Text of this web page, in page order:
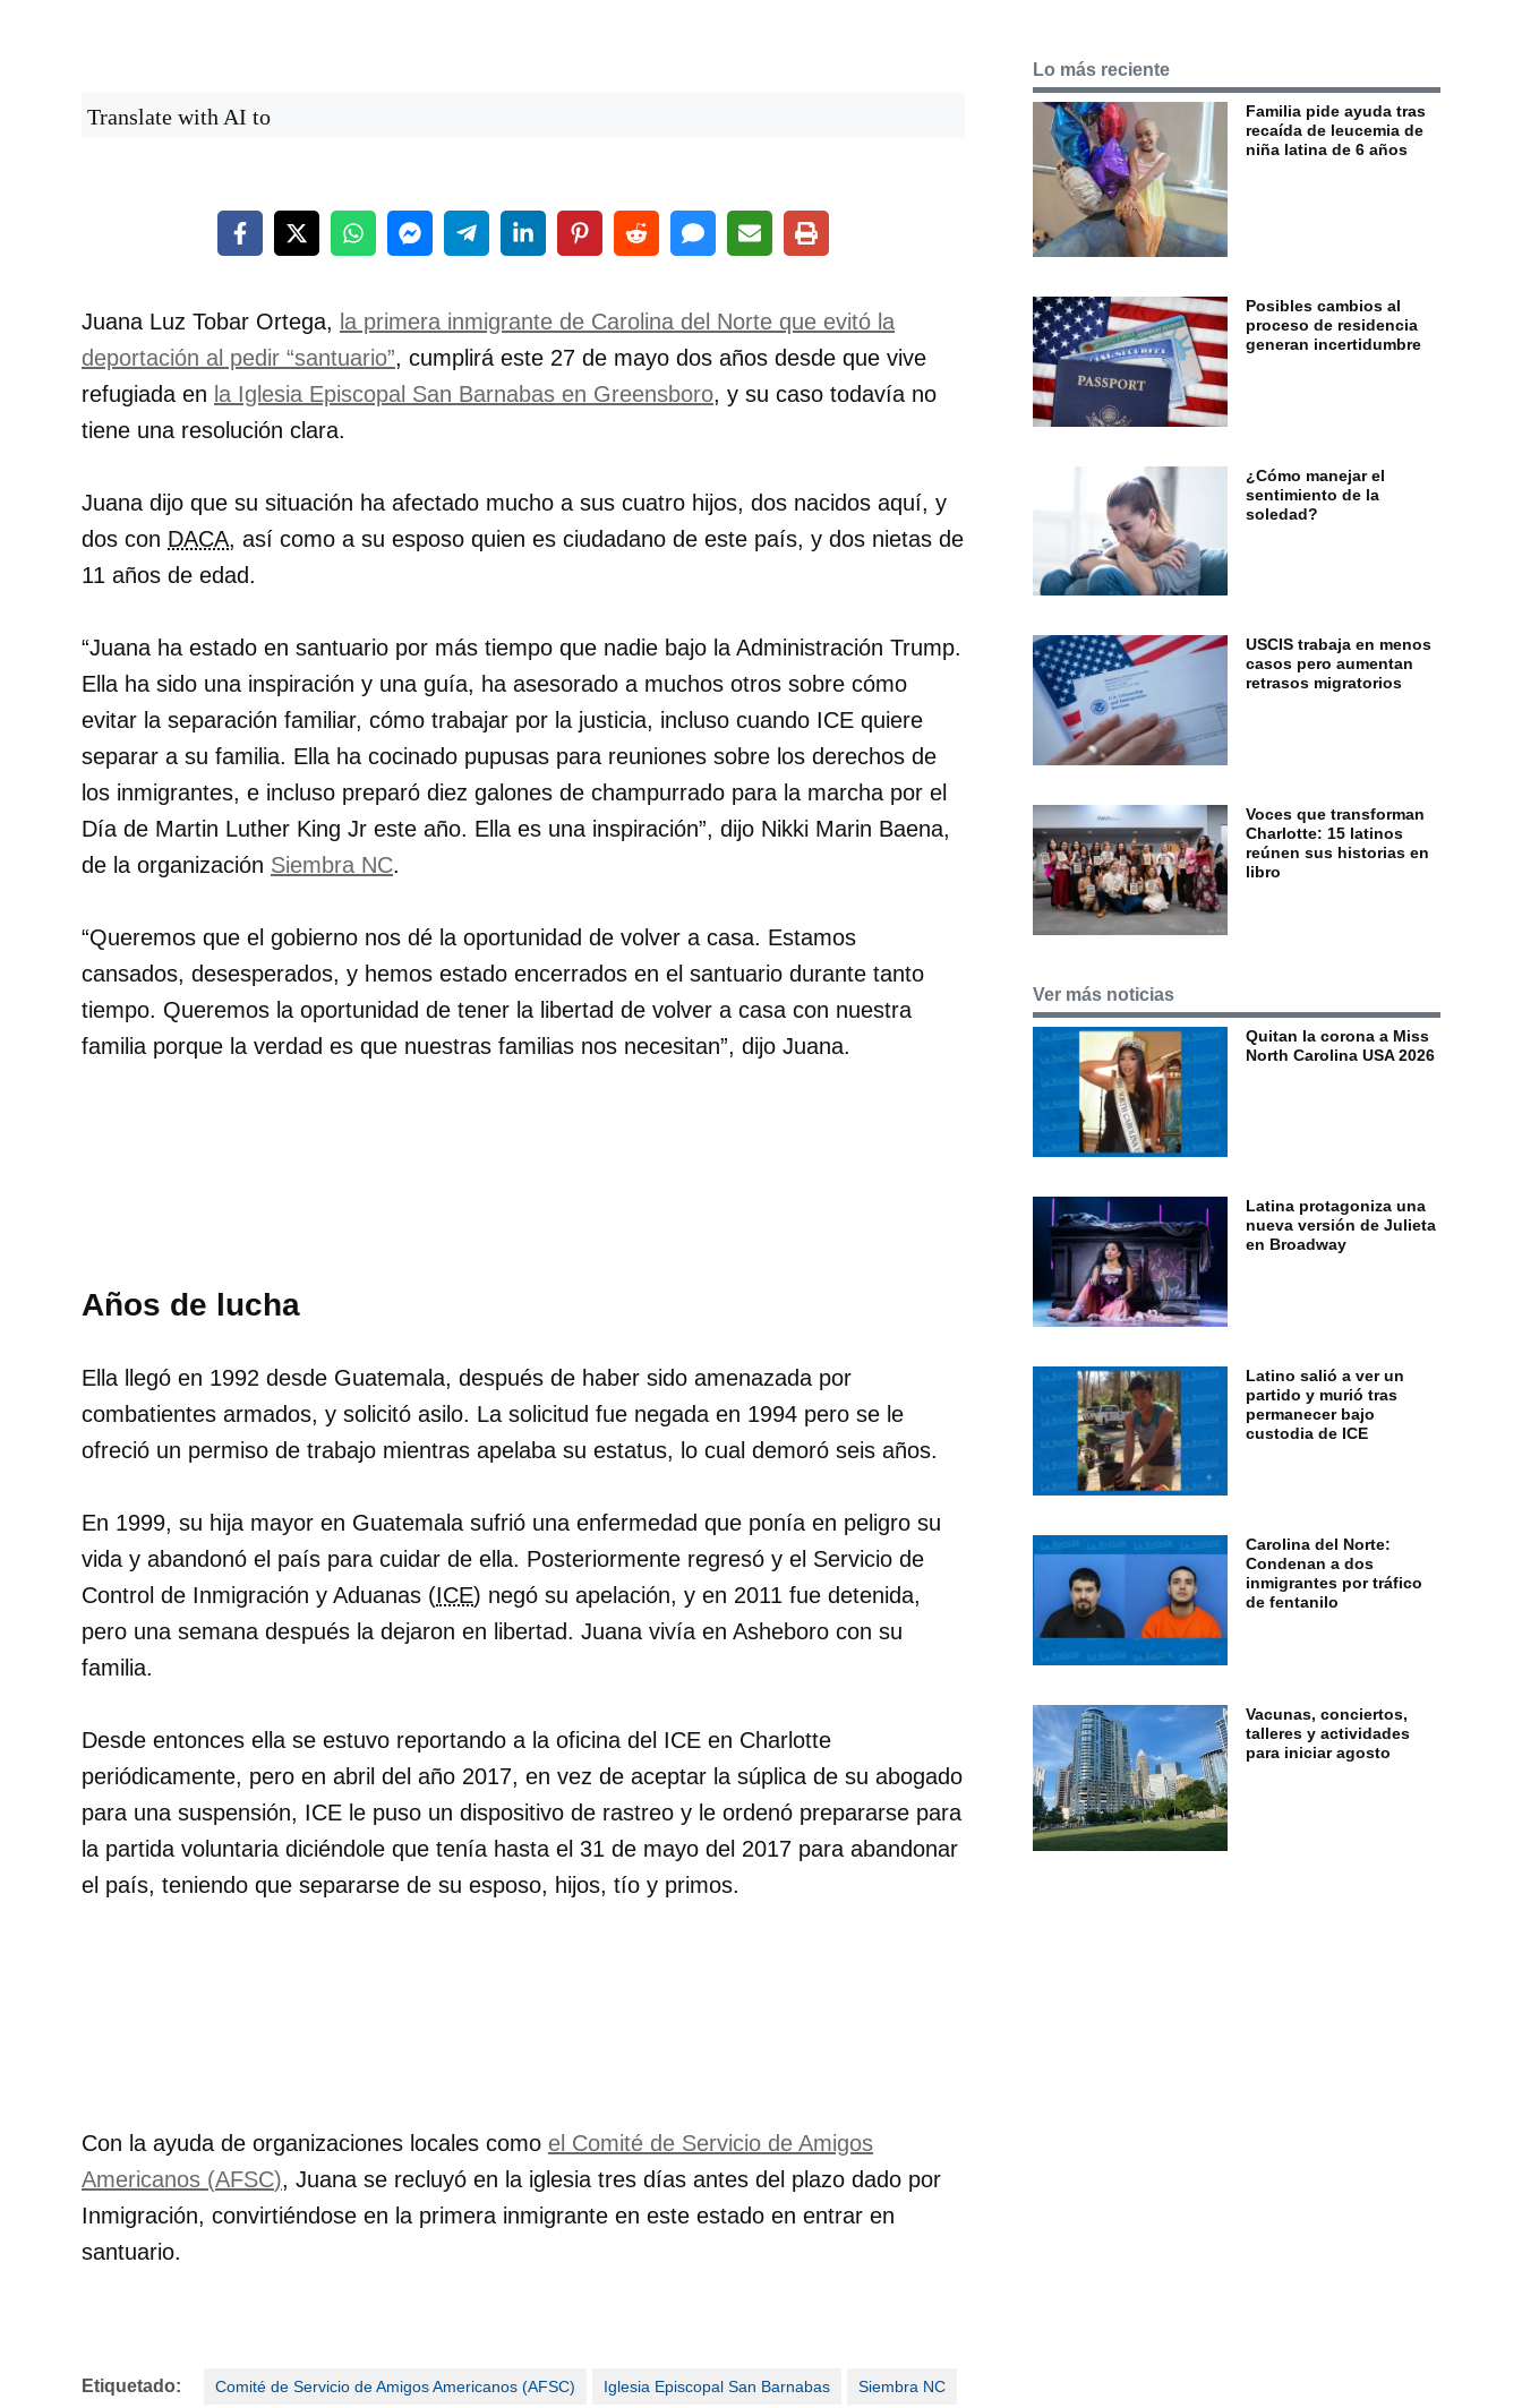
Translate with AI to
Juana Luz Tobar Ortega, la primera inmigrante de Carolina del Norte que evitó la
deportación al pedir santuario , cumplirá este 27 de mayo dos años desde que vive
refugiada en la Iglesia Episcopal San Barnabas en Greensboro, y su caso todavía no
tiene una resolución clara.
Juana dijo que su situación ha afectado mucho a sus cuatro hijos, dos nacidos aquí, y
dos con DACA, así como a su esposo quien es ciudadano de este país, y dos nietas de
11 años de edad.
Juana ha estado en santuario por más tiempo que nadie bajo la Administración Trump.
Ella ha sido una inspiración y una guía, ha asesorado a muchos otros sobre cómo
evitar la separación familiar, cómo trabajar por la justicia, incluso cuando ICE quiere
separar a su familia. Ella ha cocinado pupusas para reuniones sobre los derechos de
los inmigrantes, e incluso preparó diez galones de champurrado para la marcha por el
Día de Martin Luther King Jr este año. Ella es una inspiración , dijo Nikki Marin Baena,
de la organización Siembra NC.
Queremos que el gobierno nos dé la oportunidad de volver a casa. Estamos
cansados, desesperados, y hemos estado encerrados en el santuario durante tanto
tiempo. Queremos la oportunidad de tener la libertad de volver a casa con nuestra
familia porque la verdad es que nuestras familias nos necesitan , dijo Juana.
Años de lucha
Ella llegó en 1992 desde Guatemala, después de haber sido amenazada por
combatientes armados, y solicitó asilo. La solicitud fue negada en 1994 pero se le
ofreció un permiso de trabajo mientras apelaba su estatus, lo cual demoró seis años.
En 1999, su hija mayor en Guatemala sufrió una enfermedad que ponía en peligro su
vida y abandonó el país para cuidar de ella. Posteriormente regresó y el Servicio de
Control de Inmigración y Aduanas (ICE) negó su apelación, y en 2011 fue detenida,
pero una semana después la dejaron en libertad. Juana vivía en Asheboro con su
familia.
Desde entonces ella se estuvo reportando a la oficina del ICE en Charlotte
periódicamente, pero en abril del año 2017, en vez de aceptar la súplica de su abogado
para una suspensión, ICE le puso un dispositivo de rastreo y le ordenó prepararse para
la partida voluntaria diciéndole que tenía hasta el 31 de mayo del 2017 para abandonar
el país, teniendo que separarse de su esposo, hijos, tío y primos.
Con la ayuda de organizaciones locales como el Comité de Servicio de Amigos
Americanos (AFSC), Juana se recluyó en la iglesia tres días antes del plazo dado por
Inmigración, convirtiéndose en la primera inmigrante en este estado en entrar en
santuario.
Etiquetado: Comité de Servicio de Amigos Americanos (AFSC) Iglesia Episcopal San Barnabas Siembra NC
Lo más reciente
Familia pide ayuda tras
recaída de leucemia de
niña latina de 6 años
Posibles cambios al
proceso de residencia
generan incertidumbre
¿Cómo manejar el
sentimiento de la
soledad?
USCIS trabaja en menos
casos pero aumentan
retrasos migratorios
Voces que transforman
Charlotte: 15 latinos
reúnen sus historias en
libro
Ver más noticias
Quitan la corona a Miss
North Carolina USA 2026
Latina protagoniza una
nueva versión de Julieta
en Broadway
Latino salió a ver un
partido y murió tras
permanecer bajo
custodia de ICE
Carolina del Norte:
Condenan a dos
inmigrantes por tráfico
de fentanilo
Vacunas, conciertos,
talleres y actividades
para iniciar agosto